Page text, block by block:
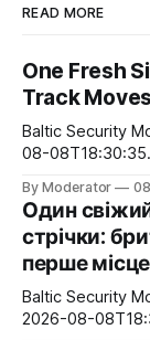
READ MORE
One Fresh
Track
Baltic Security
08-08T18:30:35.154Z The evening
system
while four of the
56 and 108 hours
By Moderator
Один свіжий
стрічки:
перше
Baltic Security
2026-08-08T18:30:35.154Z У